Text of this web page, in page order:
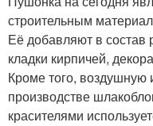
строительным
Её добавляют в состав
кладки кирпичей,
Кроме того, воздушную
производстве
красителями